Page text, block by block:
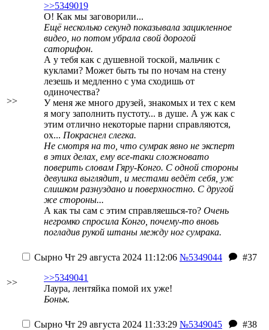
>>
>>5349019
О! Как мы заговорили...
Ещё несколько секунд показывала зацикленное
видео, но потом убрала свой дорогой
саторифон.
А у тебя как с душевной тоской, мальчик с
куклами? Может быть ты по ночам на стену
лезешь и медленно с ума сходишь от
одиночества?
У меня же много друзей, знакомых и тех с кем
я могу заполнить пустоту... в душе. А уж как с
этим отлично некоторые парни справляются,
ох... Покраснел слегка.
Не смотря на то, что сумрак явно не эксперт
в этих делах, ему все-таки сложновато
поверить словам Гяру-Конго. С одной стороны
девушка выглядит, и местами ведёт себя, уж
слишком разнуздано и поверхностно. С другой
же стороны...
А как ты сам с этим справляешься-то? Очень
негромко спросила Конго, почему-то вновь
погладив рукой штаны между ног сумрака.
>>
Сырно Чт 29 августа 2024 11:12:06 №5349044
#37
>>5349041
Лаура, лентяйка помой их уже!
Боньк.
Сырно Чт 29 августа 2024 11:33:29 №5349045
#38